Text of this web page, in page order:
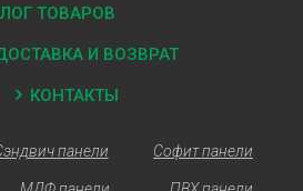
ТОВАРОВ
И ВОЗВРАТ
КОНТАКТЫ
панели Софит панели